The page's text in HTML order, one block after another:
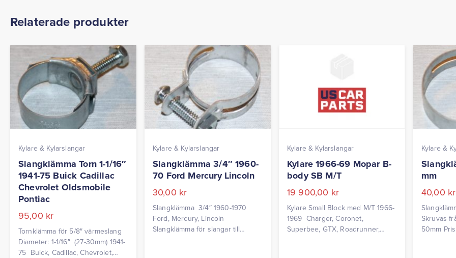
Relaterade produkter
Kylare & Kylarslangar
Slangklämma Torn 1-1/16″
1941-75 Buick Cadillac
Chevrolet Oldsmobile
Pontiac
95,00 kr
Tornklämma för 5/8″ värmeslang
Diameter: 1-1/16″ (27-30mm) 1941-
75 Buick, Cadillac, Chevrolet,
Kylare & Kylarslangar
Slangklämma 3/4″ 1960-
70 Ford Mercury Lincoln
30,00 kr
Slangklämma 3/4″ 1960-1970
Ford, Mercury, Lincoln
Slangklämma för slangar till
Kylare & Kylarslangar
Kylare 1966-69 Mopar B-
body SB M/T
19 900,00 kr
Kylare Small Block med M/T 1966-
1969 Charger, Coronet,
Superbee, GTX, Roadrunner,
Kylare &
mm
40,00 kr
Skruvas
50mm